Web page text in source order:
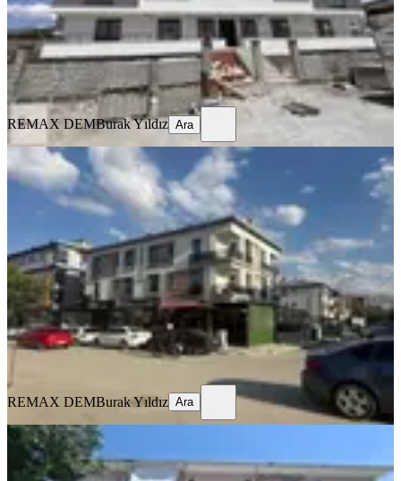
20.000 ₺
REMAX DEMBurak Yıldız
Ara
REMAX DEMBurak Yıldız Ara
MANZARALI
%9
Remax Dem'den Merkezi Konumda
Eşyalı Kiralık 1+1 Daire
Merkez, İnönü Mahallesi
1+1
65 m²·1. Kat·17.07.2026
20.000 ₺ 22.000 ₺
REMAX DEMBurak Yıldız
REMAX DEMBurak Yıldız Ara
MANZARALI
Geniş 3+1 Kiralık Daire